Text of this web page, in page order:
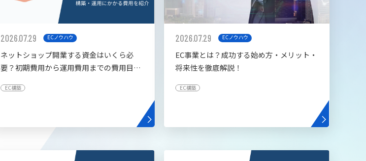
2026.07.29 ECノウハウ
ネットショップ開業する資金はいくら必
要？初期費用から運用費用までの費用目安
EC構築
2026.07.29 ECノウハウ
EC事業とは？成功する始め方・メリット・
将来性を徹底解説！
EC構築